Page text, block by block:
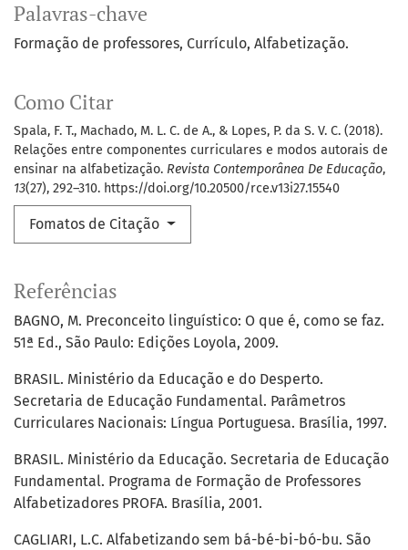
Palavras-chave
Formação de professores Currículo Alfabetização.
Como Citar
Spala, F. T., Machado, M. L. C. de A., & Lopes, P. da S. V. C. (2018).
Relações entre componentes curriculares e modos autorais de
ensinar na alfabetização. Revista Contemporânea De Educação,
13(27), 292–310. https://doi.org/10.20500/rce.v13i27.15540
Fomatos de Citação
Referências
BAGNO, M. Preconceito linguístico: O que é, como se faz.
51ª Ed., São Paulo: Edições Loyola, 2009.
BRASIL. Ministério da Educação e do Desperto.
Secretaria de Educação Fundamental. Parâmetros
Curriculares Nacionais: Língua Portuguesa. Brasília, 1997.
BRASIL. Ministério da Educação. Secretaria de Educação
Fundamental. Programa de Formação de Professores
Alfabetizadores PROFA. Brasília, 2001.
CAGLIARI, L.C. Alfabetizando sem bá-bé-bi-bó-bu. São